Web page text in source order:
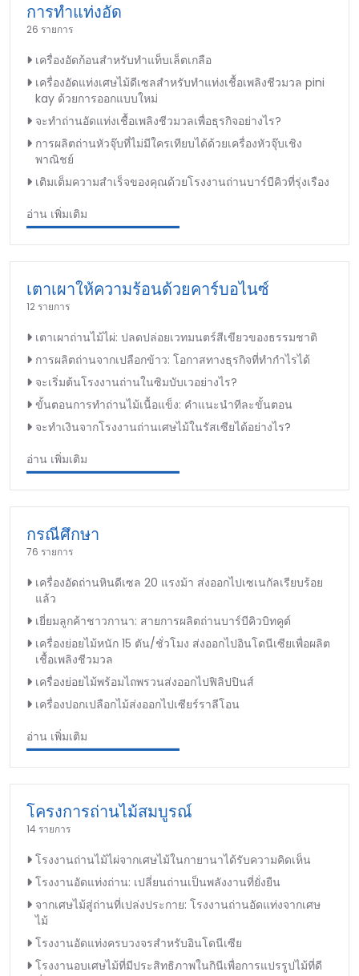
การทำแท่งอัด
26 รายการ
เครื่องอัดก้อนสำหรับทำแท็บเล็ตเกลือ
เครื่องอัดแท่งเศษไม้ดีเซลสำหรับทำแท่งเชื้อเพลิงชีวมวล pini
kay ด้วยการออกแบบใหม่
จะทำถ่านอัดแท่งเชื้อเพลิงชีวมวลเพื่อธุรกิจอย่างไร?
การผลิตถ่านหัวจุ๊บที่ไม่มีใครเทียบได้ด้วยเครื่องหัวจุ๊บเชิง
พาณิชย์
เติมเต็มความสำเร็จของคุณด้วยโรงงานถ่านบาร์บีคิวที่รุ่งเรือง
อ่าน เพิ่มเติม
เตาเผาให้ความร้อนด้วยคาร์บอไนซ์
12 รายการ
เตาเผาถ่านไม้ไผ่: ปลดปล่อยเวทมนตร์สีเขียวของธรรมชาติ
การผลิตถ่านจากเปลือกข้าว: โอกาสทางธุรกิจที่ทำกำไรได้
จะเริ่มต้นโรงงานถ่านในซิมบับเวอย่างไร?
ขั้นตอนการทำถ่านไม้เนื้อแข็ง: คำแนะนำทีละขั้นตอน
จะทำเงินจากโรงงานถ่านเศษไม้ในรัสเซียได้อย่างไร?
อ่าน เพิ่มเติม
กรณีศึกษา
76 รายการ
เครื่องอัดถ่านหินดีเซล 20 แรงม้า ส่งออกไปเซเนกัลเรียบร้อย
แล้ว
เยี่ยมลูกค้าชาวกานา: สายการผลิตถ่านบาร์บีคิวบิทคูต์
เครื่องย่อยไม้หนัก 15 ตัน/ชั่วโมง ส่งออกไปอินโดนีเซียเพื่อผลิต
เชื้อเพลิงชีวมวล
เครื่องย่อยไม้พร้อมไถพรวนส่งออกไปฟิลิปปินส์
เครื่องปอกเปลือกไม้ส่งออกไปเซียร์ราลีโอน
อ่าน เพิ่มเติม
โครงการถ่านไม้สมบูรณ์
14 รายการ
โรงงานถ่านไม้ไผ่จากเศษไม้ในกายานาได้รับความคิดเห็น
โรงงานอัดแท่งถ่าน: เปลี่ยนถ่านเป็นพลังงานที่ยั่งยืน
จากเศษไม้สู่ถ่านที่เปล่งประกาย: โรงงานถ่านอัดแท่งจากเศษ
ไม้
โรงงานอัดแท่งครบวงจรสำหรับอินโดนีเซีย
โรงงานอบเศษไม้ที่มีประสิทธิภาพในกินีเพื่อการแปรรูปไม้ที่ดี